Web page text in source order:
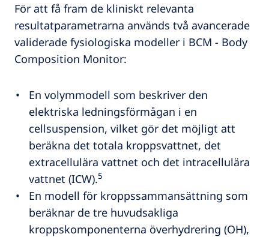
För att få fram de kliniskt relevanta
resultatparametrarna används två avancerade
validerade fysiologiska modeller i BCM - Body
Composition Monitor:
En volymmodell som beskriver den
elektriska ledningsförmågan i en
cellsuspension, vilket gör det möjligt att
beräkna det totala kroppsvattnet, det
extracellulära vattnet och det intracellulära
vattnet (ICW).5
En modell för kroppssammansättning som
beräknar de tre huvudsakliga
kroppskomponenterna överhydrering (OH),